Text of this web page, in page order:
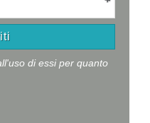
di essi per quanto